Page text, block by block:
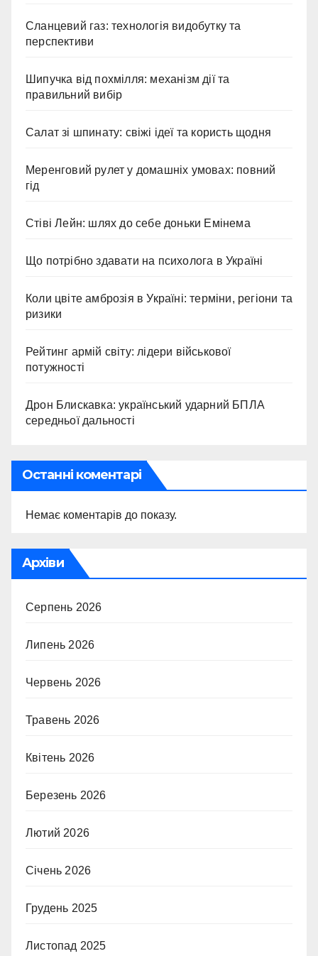
Сланцевий газ: технологія видобутку та
перспективи
Шипучка від похмілля: механізм дії та
правильний вибір
Салат зі шпинату: свіжі ідеї та користь щодня
Меренговий рулет у домашніх умовах: повний
гід
Стіві Лейн: шлях до себе доньки Емінема
Що потрібно здавати на психолога в Україні
Коли цвіте амброзія в Україні: терміни, регіони та
ризики
Рейтинг армій світу: лідери військової
потужності
Дрон Блискавка: український ударний БПЛА
середньої дальності
Останні коментарі
Немає коментарів до показу.
Архіви
Серпень 2026
Липень 2026
Червень 2026
Травень 2026
Квітень 2026
Березень 2026
Лютий 2026
Січень 2026
Грудень 2025
Листопад 2025